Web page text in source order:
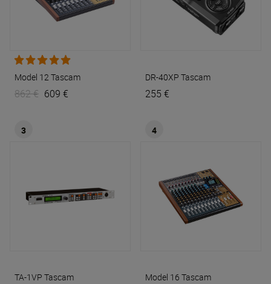
Model 12 Tascam
862 € 609 €
DR-40XP Tascam
255 €
3
TA-1VP Tascam
4
Model 16 Tascam